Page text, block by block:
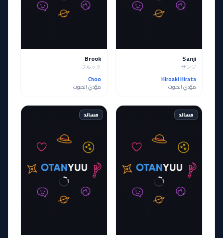
Sanji
サンジ
Hiroaki Hirata
مؤدي الصوت
Brook
ブルック
Choo
مؤدي الصوت
مساند مساند